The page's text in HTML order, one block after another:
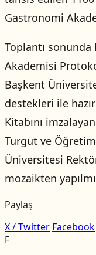
Gastronomi
Toplantı
Akademisi
Başkent
destekleri ile
Kitabını
Turgut ve
Üniversitesi
mozaikten
Paylaş
X / Twitter Facebook
F